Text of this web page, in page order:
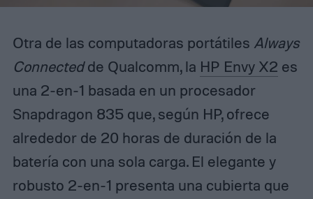
Otra de las computadoras portátiles Always
Connectedde Qualcomm, la HP Envy X2 es
una 2-en-1 basada en un procesador
Snapdragon 835 que, según HP, ofrece
alrededor de 20 horas de duración de la
batería con una sola carga. El elegante y
robusto 2-en-1 presenta una cubierta que